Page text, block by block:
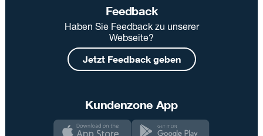
Feedback
Haben Sie Feedback zu unserer
Webseite?
Jetzt Feedback geben
Kundenzone App